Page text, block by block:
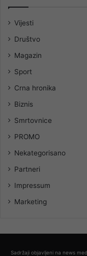
Vijesti
Društvo
Magazin
Sport
Crna hronika
Biznis
Smrtovnice
PROMO
Nekategorisano
Partneri
Impressum
Marketing
Sadržaji objavljeni na news